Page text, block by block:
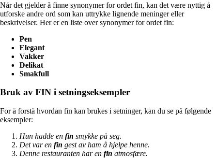
Når det gjelder å finne synonymer for ordet fin, kan det være nyttig å
utforske andre ord som kan uttrykke lignende meninger eller
beskrivelser. Her er en liste over synonymer for ordet fin:
Pen
Elegant
Vakker
Delikat
Smakfull
Bruk av FIN i setningseksempler
For å forstå hvordan fin kan brukes i setninger, kan du se på følgende
eksempler:
Hun hadde en fin smykke på seg.
Det var en fin gest av ham å hjelpe henne.
Denne restauranten har en fin atmosfære.